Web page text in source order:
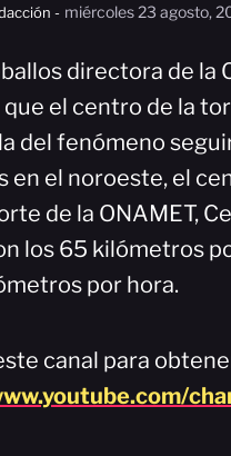
- miércoles 23 agosto,
directora de la
el centro de la
del fenómeno
en el noroeste, el
de la ONAMET,
los 65 kilómetros
por hora.
canal para